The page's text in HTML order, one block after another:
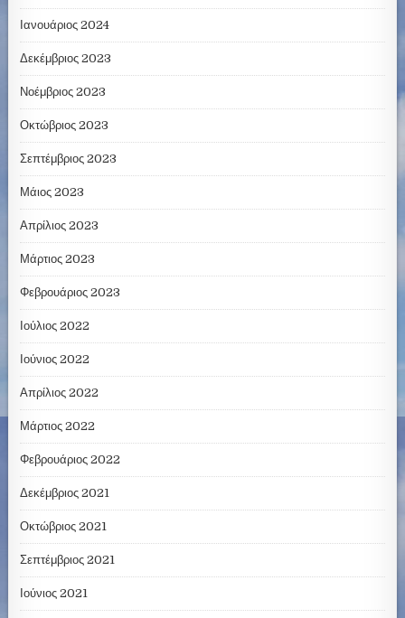
Ιανουάριος 2024
Δεκέμβριος 2023
Νοέμβριος 2023
Οκτώβριος 2023
Σεπτέμβριος 2023
Μάιος 2023
Απρίλιος 2023
Μάρτιος 2023
Φεβρουάριος 2023
Ιούλιος 2022
Ιούνιος 2022
Απρίλιος 2022
Μάρτιος 2022
Φεβρουάριος 2022
Δεκέμβριος 2021
Οκτώβριος 2021
Σεπτέμβριος 2021
Ιούνιος 2021